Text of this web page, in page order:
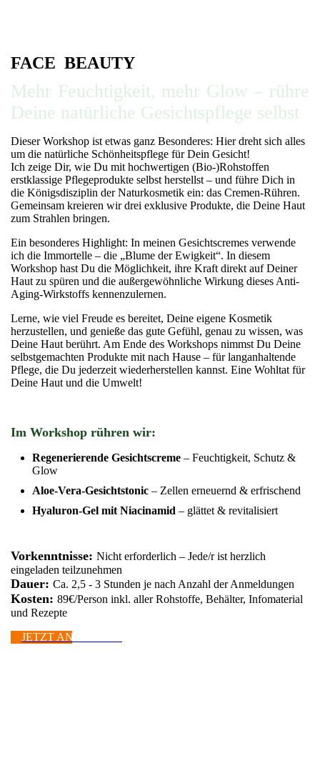
FACE BEAUTY
Mehr Feuchtigkeit, mehr Glow – rühre
Deine natürliche Gesichtspflege selbst
Dieser Workshop ist etwas ganz Besonderes: Hier dreht sich alles
um die natürliche Schönheitspflege für Dein Gesicht!
Ich zeige Dir, wie Du mit hochwertigen (Bio-)Rohstoffen
erstklassige Pflegeprodukte selbst herstellst – und führe Dich in
die Königsdisziplin der Naturkosmetik ein: das Cremen-Rühren.
Gemeinsam kreieren wir drei exklusive Produkte, die Deine Haut
zum Strahlen bringen.
Ein besonderes Highlight: In meinen Gesichtscremes verwende
ich die Immortelle – die „Blume der Ewigkeit“. In diesem
Workshop hast Du die Möglichkeit, ihre Kraft direkt auf Deiner
Haut zu spüren und die außergewöhnliche Wirkung dieses Anti-
Aging-Wirkstoffs kennenzulernen.
Lerne, wie viel Freude es bereitet, Deine eigene Kosmetik
herzustellen, und genieße das gute Gefühl, genau zu wissen, was
Deine Haut berührt. Am Ende des Workshops nimmst Du Deine
selbstgemachten Produkte mit nach Hause – für langanhaltende
Pflege, die Du jederzeit wiederherstellen kannst. Eine Wohltat für
Deine Haut und die Umwelt!
Im Workshop rühren wir:
Regenerierende Gesichtscreme – Feuchtigkeit, Schutz &
Glow
Aloe-Vera-Gesichtstonic – Zellen erneuernd & erfrischend
Hyaluron-Gel mit Niacinamid – glättet & revitalisiert
Vorkenntnisse: Nicht erforderlich – Jede/r ist herzlich
eingeladen teilzunehmen
Dauer: Ca. 2,5 - 3 Stunden je nach Anzahl der Anmeldungen
Kosten: 89€/Person inkl. aller Rohstoffe, Behälter, Infomaterial
und Rezepte
JETZT ANMELDEN